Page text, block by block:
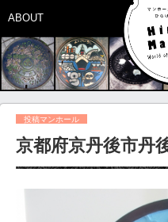
ABOUT
投稿マンホール
京都府京丹後市